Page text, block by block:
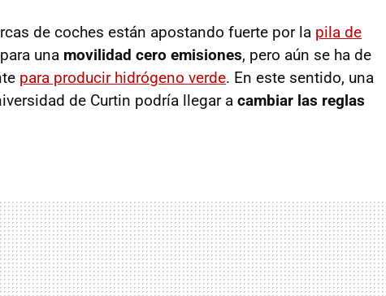
de coches están apostando fuerte por la pila de
una movilidad cero emisiones, pero aún se ha de
para producir hidrógeno verde. En este sentido, una
de Curtin podría llegar a cambiar las reglas